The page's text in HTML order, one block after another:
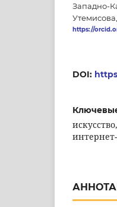
Западно-
https://
DOI: